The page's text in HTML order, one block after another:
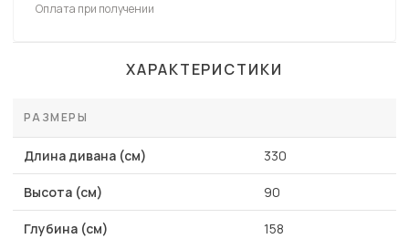
Оплата при получении
ХАРАКТЕРИСТИКИ
РАЗМЕРЫ
Длина дивана (см) 330
Высота (см) 90
Глубина (см) 158